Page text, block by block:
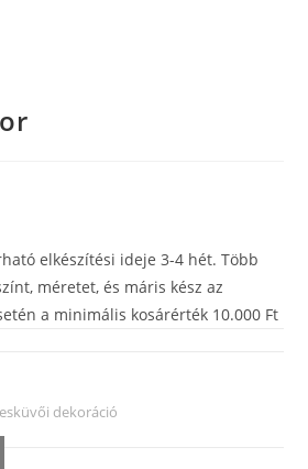
elkészítési ideje 3-4 hét. Több
méretet, és máris kész az
a minimális kosárérték 10.000 Ft
esküvői dekoráció